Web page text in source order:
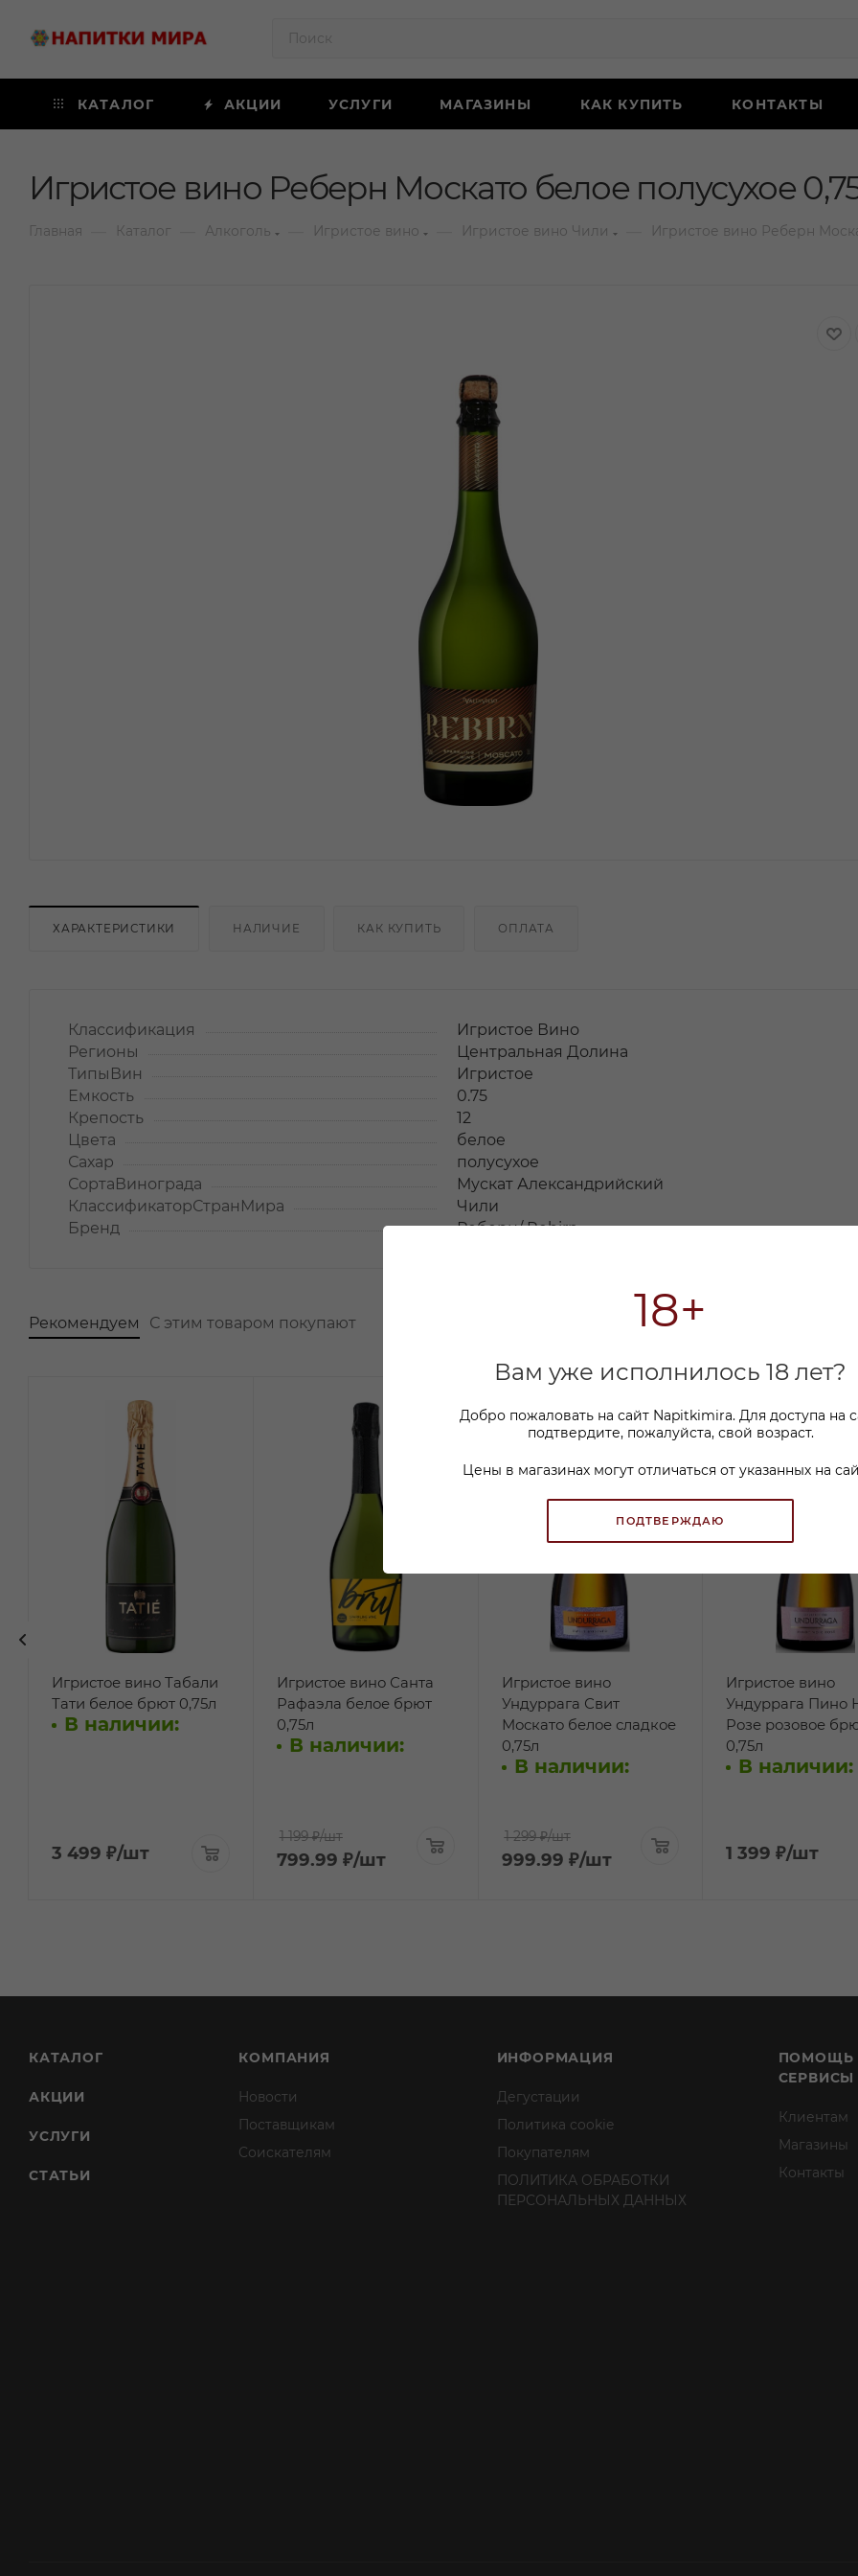
18+
Вам уже исполнилось 18 лет?
Добро пожаловать на сайт Napitkimira. Для доступа на
подтвердите, пожалуйста, свой возраст.
Цены в магазинах могут отличаться от указанных на
ПОДТВЕРЖДАЮ
КАТАЛОГ АКЦИИ УСЛУГИ МАГАЗИНЫ КАК КУПИТЬ КОНТАКТЫ
Игристое вино Реберн Москато белое полусухое
Главная Каталог Алкоголь Игристое вино Игристое вино Чили Игристое вино Реберн
ХАРАКТЕРИСТИКИ НАЛИЧИЕ КАК КУПИТЬ ОПЛАТА
Классификация
Игристое Вино
Регионы
Центральная Долина
ТипыВин
Игристое
Емкость
0.75
Крепость
12
Цвета
белое
Сахар
полусухое
СортаВинограда
Мускат Александрийский
КлассификаторСтранМира
Чили
Бренд
Реберн/ Rebirn
Рекомендуем С этим товаром покупают
Игристое вино Табали
Тати белое брют 0,75л
В наличии:
3 499 ₽/шт
Игристое вино Санта
Рафаэла белое брют
0,75л
В наличии:
1 199 ₽/шт
799.99 ₽/шт
Игристое вино
Ундуррага Свит
Москато белое сладкое
0,75л
В наличии:
1 299 ₽/шт
999.99 ₽/шт
Игристое вино
Ундуррага Пино
Розе розовое
0,75л
В наличии:
1 399 ₽/шт
КАТАЛОГ
АКЦИИ
УСЛУГИ
СТАТЬИ
КОМПАНИЯ
Новости
Поставщикам
Соискателям
ИНФОРМАЦИЯ
Дегустации
Политика cookie
Покупателям
ПОЛИТИКА ОБРАБОТКИ
ПЕРСОНАЛЬНЫХ ДАННЫХ
ПОМОЩЬ
СЕРВИСЫ
Клиентам
Магазины
Контакты